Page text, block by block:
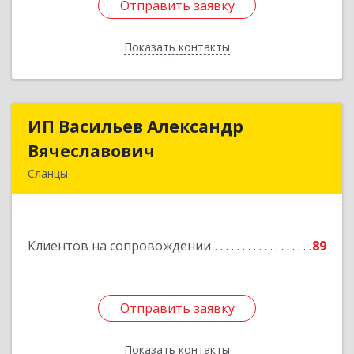
Отправить заявку
Показать контакты
Отправить заявку
Назад
ИП Васильев Александр
Вячеславович
Сланцы
Клиентов на сопровождении 89
Отправить заявку
Показать контакты
ИП Васильев Александр
Подробнее
Отправить заявку
Назад